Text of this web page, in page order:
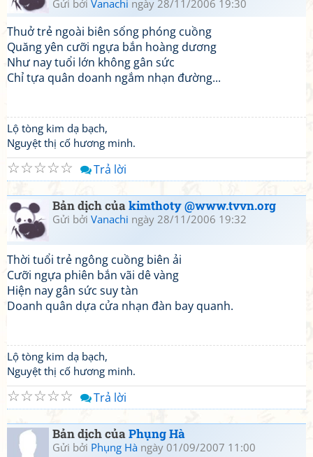
Gửi bởi Vanachi ngày 28/11/2006 19:30
Thuở trẻ ngoài biên sống phóng cuồng
Quăng yên cưỡi ngựa bắn hoàng dương
Như nay tuổi lớn không gân sức
Chỉ tựa quân doanh ngắm nhạn đường...
Lộ tòng kim dạ bạch,
Nguyệt thị cố hương minh.
☆
☆
☆
☆
☆ Trả lời
Bản dịch củakimthoty @www.tvvn.org
Gửi bởi Vanachi ngày 28/11/2006 19:32
Thời tuổi trẻ ngông cuồng biên ải
Cưỡi ngựa phiên bắn vãi dê vàng
Hiện nay gân sức suy tàn
Doanh quân dựa cửa nhạn đàn bay quanh.
Lộ tòng kim dạ bạch,
Nguyệt thị cố hương minh.
☆
☆
☆
☆
☆ Trả lời
Bản dịch củaPhụng Hà
Gửi bởi Phụng Hà ngày 01/09/2007 11:00